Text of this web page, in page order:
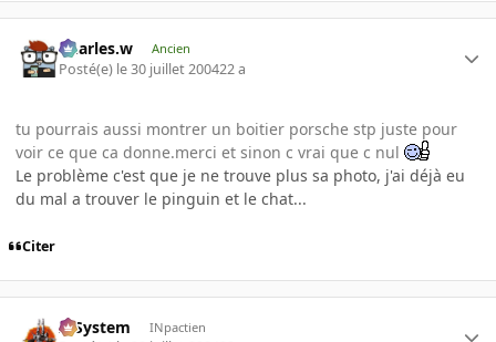
Charles.w Ancien
Posté(e) le 30 juillet 200422 a
tu pourrais aussi montrer un boitier porsche stp juste pour
voir ce que ca donne.merci et sinon c vrai que c nul
Le problème c'est que je ne trouve plus sa photo, j'ai déjà eu
du mal a trouver le pinguin et le chat...
Citer
X-System INpactien